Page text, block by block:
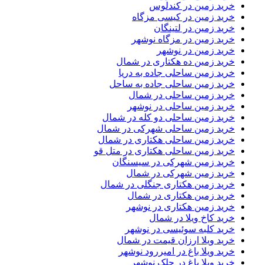
خرید زمین در کندلوس
خرید زمین در کیسی مزگاه
خرید زمین در لتینگان
خرید زمین در مزگاه نوشهر
خرید زمین در نوشهر
خرید زمین ده هکتاری در شمال
خرید زمین ساحلی جاده به دریا
خرید زمین ساحلی جاده به ساحل
خرید زمین ساحلی در شمال
خرید زمین ساحلی در نوشهر
خرید زمین ساحلی دو کله در شمال
خرید زمین ساحلی شهرکی در شمال
خرید زمین ساحلی هکتاری در شمال
خرید زمین ساحلی هکتاری در متل قو
خرید زمین شهرکی در سیسنگان
خرید زمین شهرکی در شمال
خرید زمین هکتاری جنگلی در شمال
خرید زمین هکتاری در شمال
خرید زمین هکتاری در نوشهر
خرید کاخ ویلا در شمال
خرید کلبه سوئیسی در نوشهر
خرید ویلا ارزان قیمت در شمال
خرید ویلا باغ در امیررود نوشهر
خرید ویلا باغ در چلک نوشهر